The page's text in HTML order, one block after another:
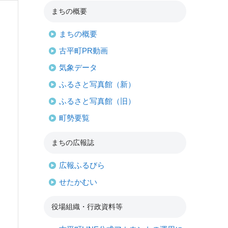
まちの概要
まちの概要
古平町PR動画
気象データ
ふるさと写真館（新）
ふるさと写真館（旧）
町勢要覧
まちの広報誌
広報ふるびら
せたかむい
役場組織・行政資料等